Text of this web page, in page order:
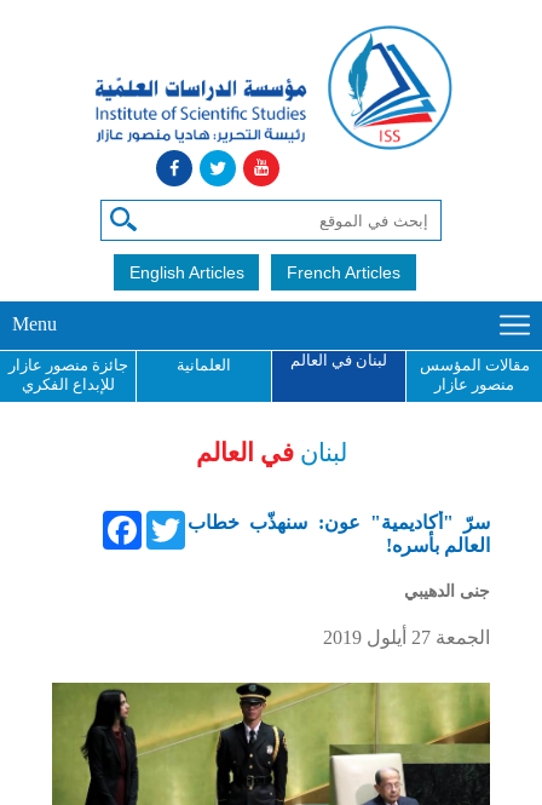
English Articles French Articles
Menu
مقالات المؤسس
منصور عازار
لبنان في العالم العلمانية
جائزة منصور عازار
للإبداع الفكري
لبنان في العالم
FacebookTwitter سرّ "أكاديمية" عون: سنهذّب خطاب
العالم بأسره!
جنى الدهيبي
الجمعة 27 أيلول 2019